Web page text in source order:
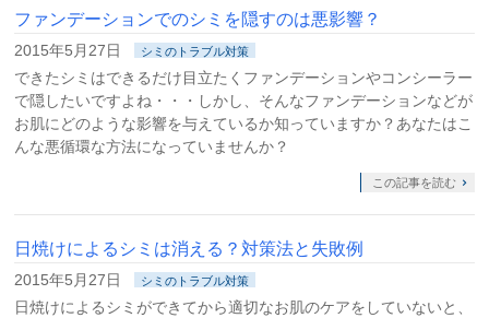
ファンデーションでのシミを隠すのは悪影響？
2015年5月27日 シミのトラブル対策
できたシミはできるだけ目立たくファンデーションやコンシーラー
で隠したいですよね・・・しかし、そんなファンデーションなどが
お肌にどのような影響を与えているか知っていますか？あなたはこ
んな悪循環な方法になっていませんか？
この記事を読む
日焼けによるシミは消える？対策法と失敗例
2015年5月27日 シミのトラブル対策
日焼けによるシミができてから適切なお肌のケアをしていないと、